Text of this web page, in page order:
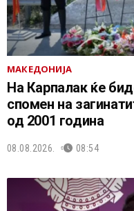
МАКЕДОНИЈА
На Карпалак ќе
спомен на
од 2001 година
08.08.2026. 08:54